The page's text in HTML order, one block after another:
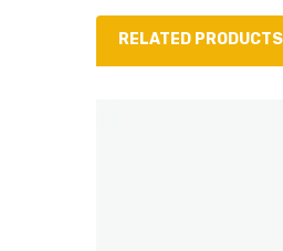
RELATED PRODUCTS